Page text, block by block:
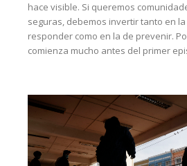
hace visible. Si queremos
seguras, debemos invertir tanto en
responder como en la de prevenir.
comienza mucho antes del primer